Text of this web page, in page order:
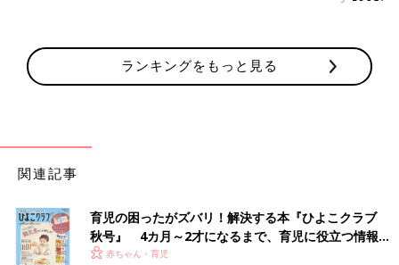
ランキングをもっと見る
関連記事
育児の困ったがズバリ！解決する本『ひよこクラブ
秋号』 4カ月～2才になるまで、育児に役立つ情報が
いっぱい！
赤ちゃん・育児